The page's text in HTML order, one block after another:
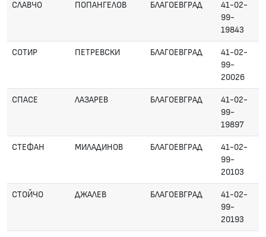
СЛАВЧО ПОПАНГЕЛОВ БЛАГОЕВГРАД
41-02-
99-
19843
СОТИР ПЕТРЕВСКИ БЛАГОЕВГРАД
41-02-
99-
20026
СПАСЕ ЛАЗАРЕВ БЛАГОЕВГРАД
41-02-
99-
19897
СТЕФАН МИЛАДИНОВ БЛАГОЕВГРАД
41-02-
99-
20103
СТОЙЧО ДЖАЛЕВ БЛАГОЕВГРАД
41-02-
99-
20193